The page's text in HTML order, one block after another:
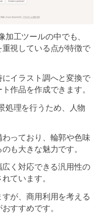
工ツールの中でも、
視している点が特徴で
イラスト調へと変換で
作品を作成できます。
処理を行うため、人物
っており、輪郭や色味
も大きな魅力です。
く対応できる汎用性の
ています。
が、商用利用を考える
すすめです。